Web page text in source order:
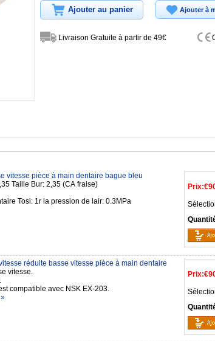
Ajouter au panier Ajouter à
Livraison Gratuite à partir de 49€
Prix:
vitesse pièce à main dentaire bague bleu
La taille du corps: 7,6 * H 13,35 Taille Bur: 2,35 (CA fraise)
Ratio de la pièce à main dentaire Tosi: 1r la pression de lair: 0.3MPa
Prix:
réduite basse vitesse pièce à main dentaire
vitesse.
compatible avec NSK EX-203.